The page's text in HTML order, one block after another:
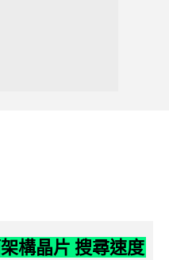
構晶片 搜尋速度